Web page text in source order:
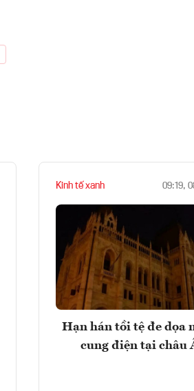
Kinh tế xanh 09:19,
Hạn hán tồi tệ đe dọa
cung điện tại châu